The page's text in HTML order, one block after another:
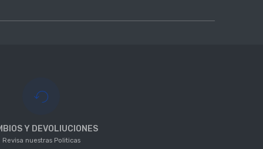
Y DEVOLIUCIONES
Revisa nuestras Politicas